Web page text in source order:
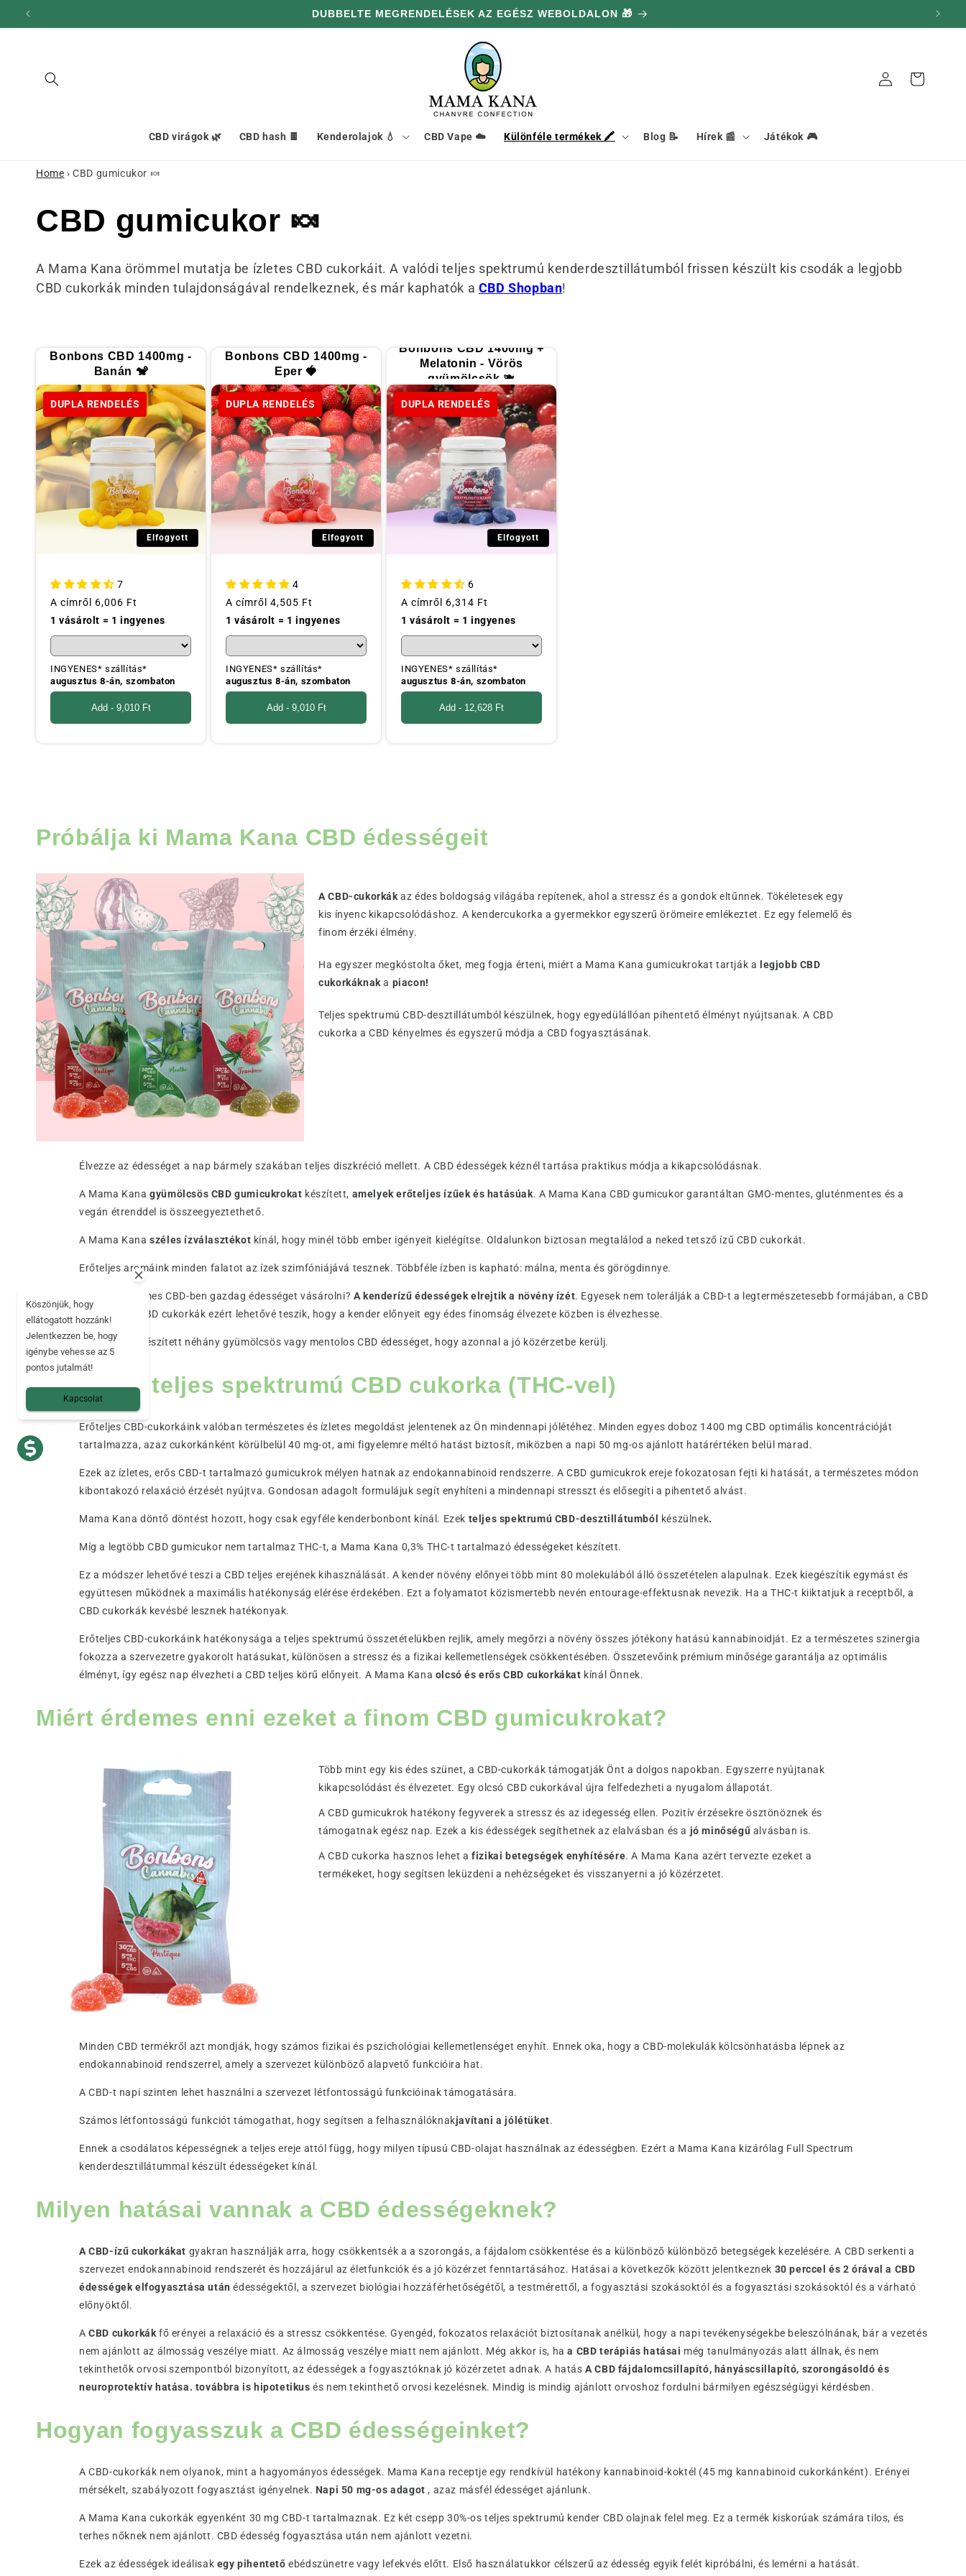
hagyni és
DUBBELTE MEGRENDELÉSEK AZ EGÉSZ WEBOLDALON 🎁
CBD virágok 🌿 CBD hash 🍫 Kenderolajok 💧 CBD Vape ☁️ Különféle termékek 🖍️ Blog 📝 Hírek 📰 Játékok 🎮
Kapcsolat Kosár
Home › CBD gumicukor 🍬
G
y
ű
t
e
m
é
y
CBD gumicukor 🍬
A Mama Kana örömmel mutatja be ízletes CBD cukorkáit. A valódi teljes spektrumú kenderdesztillátumból frissen készült kis csodák a legjobb
CBD cukorkák minden tulajdonságával rendelkeznek, és már kaphatók a CBD Shopban!
Bonbons CBD 1400mg -
Banán 🐒
DUPLA RENDELÉS
Elfogyott
7
Szokásos
ár
A címről 6,006 Ft
1 vásárolt = 1 ingyenes
INGYENES* szállítás*
augusztus 8-án, szombaton
Add - 9,010 Ft
Bonbons CBD 1400mg -
Eper 🍓
DUPLA RENDELÉS
Elfogyott
4
Szokásos
ár
A címről 4,505 Ft
1 vásárolt = 1 ingyenes
INGYENES* szállítás*
augusztus 8-án, szombaton
Add - 9,010 Ft
Bonbons CBD 1400mg +
Melatonin - Vörös
gyümölcsök 🫐
DUPLA RENDELÉS
Elfogyott
6
Szokásos
ár
A címről 6,314 Ft
1 vásárolt = 1 ingyenes
INGYENES* szállítás*
augusztus 8-án, szombaton
Add - 12,628 Ft
Próbálja ki Mama Kana CBD édességeit
A CBD-cukorkák az édes boldogság világába repítenek, ahol a stressz és a gondok eltűnnek. Tökéletesek egy
kis ínyenc kikapcsolódáshoz. A kendercukorka a gyermekkor egyszerű örömeire emlékeztet. Ez egy felemelő és
finom érzéki élmény.
Ha egyszer megkóstolta őket, meg fogja érteni, miért a Mama Kana gumicukrokat tartják a
legjobb CBD
cukorkáknaka piacon!
Teljes spektrumú CBD-desztillátumból készülnek, hogy egyedülállóan pihentető élményt nyújtsanak. A CBD
cukorka a CBD kényelmes és egyszerű módja a CBD fogyasztásának.
Élvezze az édességet a nap bármely szakában teljes diszkréció mellett. A CBD édességek kéznél tartása praktikus módja a kikapcsolódásnak.
A Mama Kanagyümölcsös CBD gumicukrokat készített, amelyek erőteljes ízűek és hatásúak. A Mama Kana CBD gumicukor garantáltan GMO-mentes, gluténmentes és a
vegán étrenddel is összeegyeztethető.
A Mama Kana széles ízválasztékot kínál, hogy minél több ember igényeit kielégítse. Oldalunkon biztosan megtalálod a neked tetsző ízű CBD cukorkát.
Erőteljes aromáink minden falatot az ízek szimfóniájává tesznek. Többféle ízben is kapható: málna, menta és görögdinnye.
De miért érdemes CBD-ben gazdag édességet vásárolni? A kenderízű édességek elrejtik a növény ízét. Egyesek nem tolerálják a CBD-t a legtermészetesebb formájában, a CBD
virágban
. A CBD cukorkák ezért lehetővé teszik, hogy a kender előnyeit egy édes finomság élvezete közben is élvezhesse.
Mama Kana készített néhány gyümölcsös vagy mentolos CBD édességet, hogy azonnal a jó közérzetbe kerülj.
Erőteljes, teljes spektrumú CBD cukorka (THC-vel)
Erőteljes CBD-cukorkáink valóban természetes és ízletes megoldást jelentenek az Ön mindennapi jólétéhez. Minden egyes doboz 1400 mg CBD optimális koncentrációját
tartalmazza, azaz cukorkánként körülbelül 40 mg-ot, ami figyelemre méltó hatást biztosít, miközben a napi 50 mg-os ajánlott határértéken belül marad.
Ezek az ízletes, erős CBD-t tartalmazó gumicukrok mélyen hatnak az endokannabinoid rendszerre. A CBD gumicukrok ereje fokozatosan fejti ki hatását, a természetes módon
kibontakozó relaxáció érzését nyújtva. Gondosan adagolt formulájuk segít enyhíteni a mindennapi stresszt és elősegíti a pihentető alvást.
Mama Kana döntő döntést hozott, hogy csak egyféle kenderbonbont kínál. Ezek teljes spektrumú CBD-desztillátumból készülnek.
Míg a legtöbb CBD gumicukor nem tartalmaz THC-t, a Mama Kana 0,3% THC-t tartalmazó édességeket készített.
Ez a módszer lehetővé teszi a CBD teljes erejének kihasználását. A kender növény előnyei több mint 80 molekulából álló összetételen alapulnak. Ezek kiegészítik egymást és
együttesen működnek a maximális hatékonyság elérése érdekében. Ezt a folyamatot közismertebb nevén entourage-effektusnak nevezik. Ha a THC-t kiiktatjuk a receptből, a
CBD cukorkák kevésbé lesznek hatékonyak.
Erőteljes CBD-cukorkáink hatékonysága a teljes spektrumú összetételükben rejlik, amely megőrzi a növény összes jótékony hatású kannabinoidját. Ez a természetes szinergia
fokozza a szervezetre gyakorolt hatásukat, különösen a stressz és a fizikai kellemetlenségek csökkentésében. Összetevőink prémium minősége garantálja az optimális
élményt, így egész nap élvezheti a CBD teljes körű előnyeit. A Mama Kana olcsó és erős CBD cukorkákat kínál Önnek.
Miért érdemes enni ezeket a finom CBD gumicukrokat?
Több mint egy kis édes szünet, a CBD-cukorkák támogatják Önt a dolgos napokban. Egyszerre nyújtanak
kikapcsolódást és élvezetet. Egy olcsó CBD cukorkával újra felfedezheti a nyugalom állapotát.
A CBD gumicukrok hatékony fegyverek a stressz és az idegesség ellen. Pozitív érzésekre ösztönöznek és
támogatnak egész nap. Ezek a kis édességek segíthetnek az elalvásban és a jó minőségű alvásban is.
A CBD cukorka hasznos lehet afizikai betegségek enyhítésére. A Mama Kana azért tervezte ezeket a
termékeket, hogy segítsen leküzdeni a nehézségeket és visszanyerni a jó közérzetet.
Minden CBD termékről azt mondják, hogy számos fizikai és pszichológiai kellemetlenséget enyhít. Ennek oka, hogy a CBD-molekulák kölcsönhatásba lépnek az
endokannabinoid rendszerrel, amely a szervezet különböző alapvető funkcióira hat.
A CBD-t napi szinten lehet használni a szervezet létfontosságú funkcióinak támogatására.
Számos létfontosságú funkciót támogathat, hogy segítsen a felhasználóknakjavítani a jólétüket.
Ennek a csodálatos képességnek a teljes ereje attól függ, hogy milyen típusú CBD-olajat használnak az édességben. Ezért a Mama Kana kizárólag Full Spectrum
kenderdesztillátummal készült édességeket kínál.
Milyen hatásai vannak a CBD édességeknek?
A CBD-ízű cukorkákat gyakran használják arra, hogy csökkentsék a a szorongás, a fájdalom csökkentése és a különböző különböző betegségek kezelésére. A CBD serkenti a
szervezet endokannabinoid rendszerét és hozzájárul az életfunkciók és a jó közérzet fenntartásához. Hatásai a következők között jelentkeznek 30 perccel és 2 órával a CBD
édességek elfogyasztása utánédességektől, a szervezet biológiai hozzáférhetőségétől, a testmérettől, a fogyasztási szokásoktól és a fogyasztási szokásoktól és a várható
előnyöktől.
ACBD cukorkák fő erényei a relaxáció és a stressz csökkentése. Gyengéd, fokozatos relaxációt biztosítanak anélkül, hogy a napi tevékenységekbe beleszólnának, bár a vezetés
nem ajánlott az álmosság veszélye miatt. Az álmosság veszélye miatt nem ajánlott. Még akkor is, haa CBD terápiás hatásai még tanulmányozás alatt állnak, és nem
tekinthetők orvosi szempontból bizonyított, az édességek a fogyasztóknak jó közérzetet adnak. A hatásA CBD fájdalomcsillapító, hányáscsillapító, szorongásoldó és
neuroprotektív hatása. továbbra is hipotetikusés nem tekinthető orvosi kezelésnek. Mindig is mindig ajánlott orvoshoz fordulni bármilyen egészségügyi kérdésben.
Hogyan fogyasszuk a CBD édességeinket?
A CBD-cukorkák nem olyanok, mint a hagyományos édességek. Mama Kana receptje egy rendkívül hatékony kannabinoid-koktél (45 mg kannabinoid cukorkánként). Erényei
mérsékelt, szabályozott fogyasztást igényelnek. Napi 50 mg-os adagot, azaz másfél édességet ajánlunk.
A Mama Kana cukorkák egyenként 30 mg CBD-t tartalmaznak. Ez két csepp 30%-os teljes spektrumú kender CBD olajnak felel meg. Ez a termék kiskorúak számára tilos, és
terhes nőknek nem ajánlott. CBD édesség fogyasztása után nem ajánlott vezetni.
Ezek az édességek ideálisak egy pihentetőebédszünetre vagy lefekvés előtt. Első használatukkor célszerű az édesség egyik felét kipróbálni, és lemérni a hatását.
Köszönjük, hogy
ellátogatott hozzánk!
Jelentkezzen be, hogy
igénybe vehesse az 5
pontos jutalmát!
Kapcsolat